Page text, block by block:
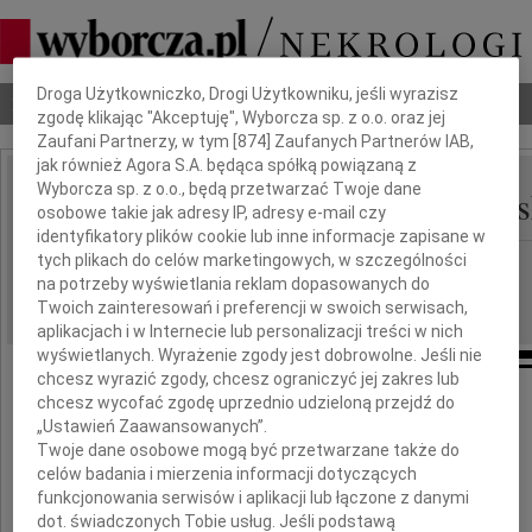
Nekrologi Odeszli Poradnik pogrzebowy
IMIĘ I NAZWISKO: Czesława Kłose
REGION: Katowice
DATA EMISJI: 12.03.2010
Rodzinie i Bliskim
Pani
Dbamy o Twoją prywatność
Droga Użytkowniczko, Drogi Użytkowniku, jeśli wyrazisz
zgodę klikając "Akceptuję", Wyborcza sp. z o.o. oraz jej
Zaufani Partnerzy, w tym [874 ] Zaufanych Partnerów IAB,
jak również Agora S.A. będąca spółką powiązaną z
Wyborcza sp. z o.o., będą przetwarzać Twoje dane
osobowe takie jak adresy IP, adresy e-mail czy
identyfikatory plików cookie lub inne informacje zapisane w
tych plikach do celów marketingowych, w szczególności
na potrzeby wyświetlania reklam dopasowanych do
Twoich zainteresowań i preferencji w swoich serwisach,
aplikacjach i w Internecie lub personalizacji treści w nich
wyświetlanych. Wyrażenie zgody jest dobrowolne. Jeśli nie
chcesz wyrazić zgody, chcesz ograniczyć jej zakres lub
chcesz wycofać zgodę uprzednio udzieloną przejdź do
„Ustawień Zaawansowanych”.
Twoje dane osobowe mogą być przetwarzane także do
celów badania i mierzenia informacji dotyczących
funkcjonowania serwisów i aplikacji lub łączone z danymi
dot. świadczonych Tobie usług. Jeśli podstawą